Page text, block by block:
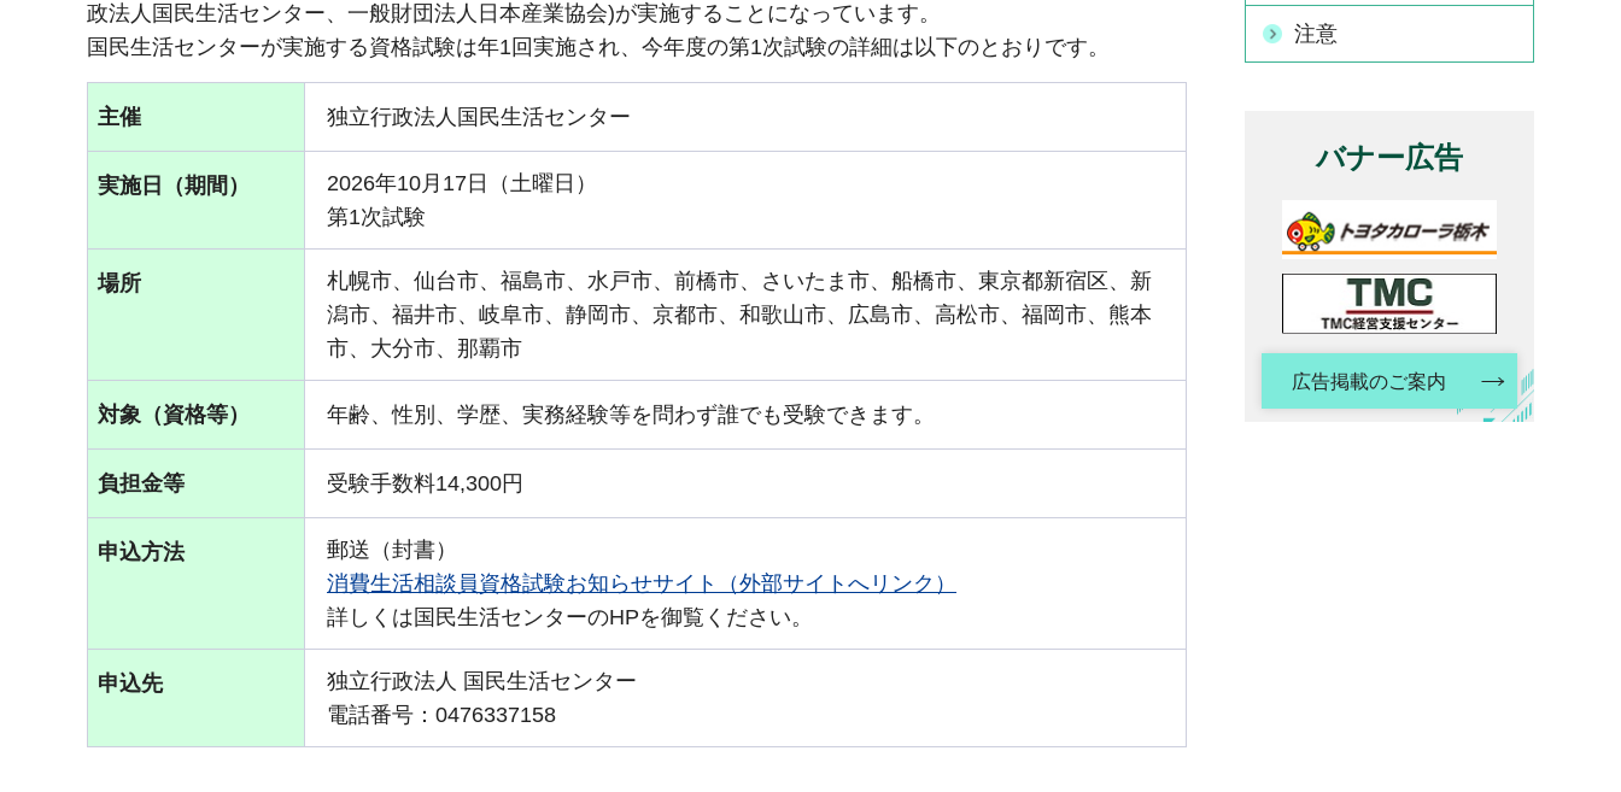
政法人国民生活センター、一般財団法人日本産業協会)が実施することになっています。
国民生活センターが実施する資格試験は年1回実施され、今年度の第1次試験の詳細は以下のとおりです。
主催 独立行政法人国民生活センター
実施日（期間）
2026年10月17日（土曜日）
第1次試験
場所
札幌市、仙台市、福島市、水戸市、前橋市、さいたま市、船橋市、東京都新宿区、新
潟市、福井市、岐阜市、静岡市、京都市、和歌山市、広島市、高松市、福岡市、熊本
市、大分市、那覇市
対象（資格等） 年齢、性別、学歴、実務経験等を問わず誰でも受験できます。
負担金等 受験手数料14,300円
申込方法
郵送（封書）
消費生活相談員資格試験お知らせサイト（外部サイトへリンク）
詳しくは国民生活センターのHPを御覧ください。
申込先
独⽴⾏政法⼈ 国⺠⽣活センター
電話番号：0476337158
注意
バナー広告
広告掲載のご案内